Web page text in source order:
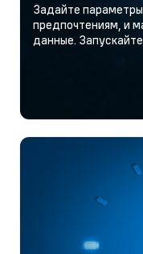
Задайте
предпочтениям, и
данные.